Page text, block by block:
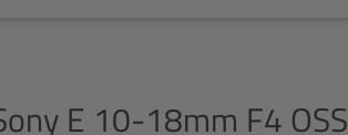
E 10-18mm F4 OSS